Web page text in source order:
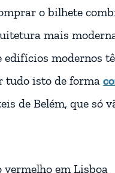
o bilhete
mais
edifícios modernos
tudo isto de forma
de Belém, que só